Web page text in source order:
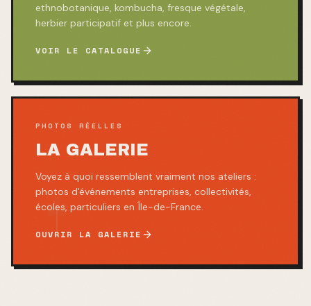
ethnobotanique, kombucha, fresque végétale,
herbier participatif et plus encore.
VOIR LE CATALOGUE
PHOTOS RÉELLES
LA GALERIE
Voyez à quoi ressemblent vraiment nos ateliers :
photos d'événements entreprises, collectivités,
écoles, particuliers en Île-de-France.
OUVRIR LA GALERIE